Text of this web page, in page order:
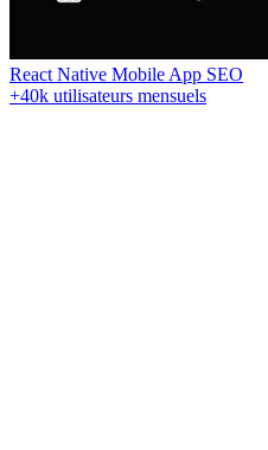
React Native Mobile App SEO
+40k utilisateurs mensuels